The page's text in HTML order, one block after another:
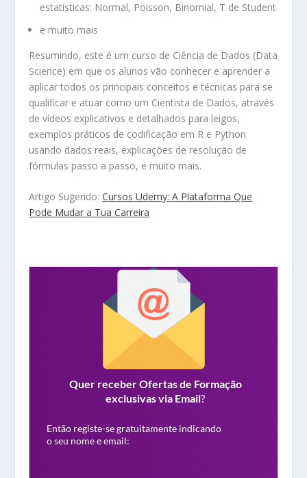
estatísticas: Normal, Poisson, Binomial, T de Student
e muito mais
Resumindo, este é um curso de Ciência de Dados (Data
Science) em que os alunos vão conhecer e aprender a
aplicar todos os principais conceitos e técnicas para se
qualificar e atuar como um Cientista de Dados, através
de vídeos explicativos e detalhados para leigos,
exemplos práticos de codificação em R e Python
usando dados reais, explicações de resolução de
fórmulas passo a passo, e muito mais.
Artigo Sugerido:Cursos Udemy: A Plataforma Que
Pode Mudar a Tua Carreira